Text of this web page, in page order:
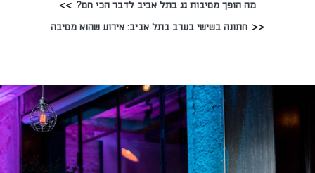
מה הופך מסיבות גג בתל אביב לדבר הכי חם?
חתונה בשישי בערב בתל אביב: אירוע שהוא מסיבה